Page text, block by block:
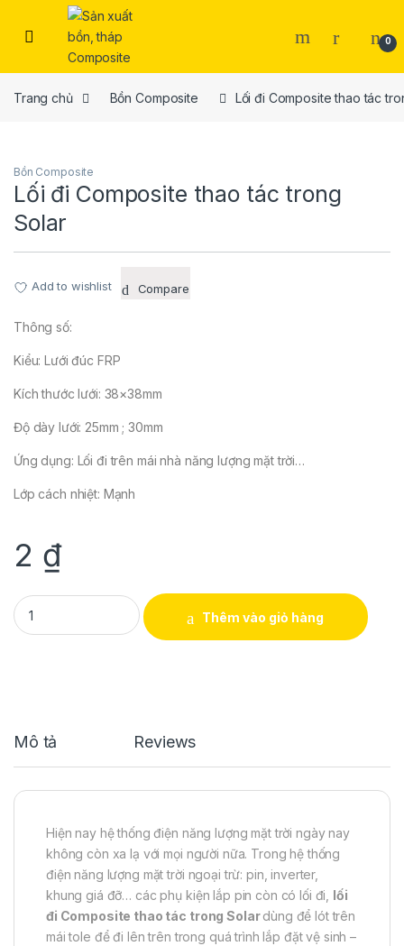
Skip to navigation
Skip to content
0
Trang chủ Bồn Composite Lối đi Composite thao tác
Bồn Composite
Lối đi Composite thao tác trong
Solar
Add to wishlist Compare
Thông số:
Kiểu: Lưới đúc FRP
Kích thước lưới: 38×38mm
Độ dày lưới: 25mm ; 30mm
Ứng dụng: Lối đi trên mái nhà năng lượng mặt trời…
Lớp cách nhiệt: Mạnh
2 ₫
Lối đi Composite thao tác trong Solar quantity
Thêm vào giỏ hàng
Mô tả Reviews
Hiện nay hệ thống điện năng lượng mặt trời ngày nay
không còn xa lạ với mọi người nữa. Trong hệ thống
điện năng lượng mặt trời ngoại trừ: pin, inverter,
khung giá đỡ… các phụ kiện lắp pin còn có lối đi, lối
đi Composite thao tác trong Solardùng để lót trên
mái tole để đi lên trên trong quá trình lắp đặt vệ sinh –